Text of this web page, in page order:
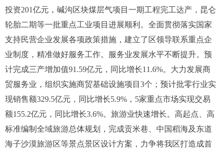
投资201亿元，碱沟区块煤层气项目一期工程完工达产，昆仑
轮胎二期等一批重点工业项目进展顺利。全面贯彻落实国家
支持民营企业发展各项政策措施，建立了区领导联系重点企
业制度，精准做好服务工作。服务业发展水平不断提升。预
计完成三产增加值91.59亿元，同比增长11.6%。大力发展商
贸服务业，组织实施商贸基础设施项目 3个；预计批零行业实
现销售额329.5亿元，同比增长5.9% ， 5家重点市场实现交易
额155.2亿元，同比增长3.6%。 旅游业快速增长。高起点、高
标准编制全域旅游总体规划，完成贡米巷、中国稻海及东道
海子沙漠旅游区等景点景区设计方案，力争将我区打造成首